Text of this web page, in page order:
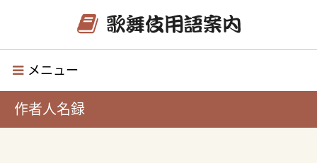
メニュー
作者人名録